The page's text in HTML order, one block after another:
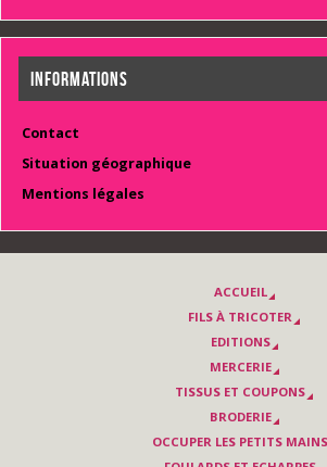
INFORMATIONS
Contact
Situation géographique
Mentions légales
ACCUEIL
FILS À TRICOTER
EDITIONS
MERCERIE
TISSUS ET COUPONS
BRODERIE
OCCUPER LES PETITS MAINS